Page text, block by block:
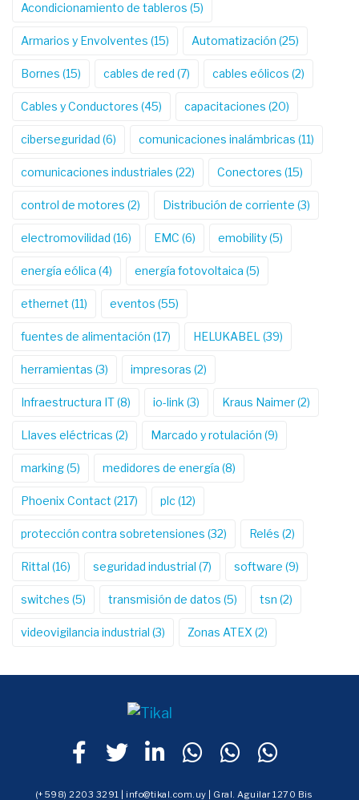
Acondicionamiento de tableros (5)
Armarios y Envolventes (15) Automatización (25)
Bornes (15) cables de red (7) cables eólicos (2)
Cables y Conductores (45) capacitaciones (20)
ciberseguridad (6) comunicaciones inalámbricas (11)
comunicaciones industriales (22) Conectores (15)
control de motores (2) Distribución de corriente (3)
electromovilidad (16) EMC (6) emobility(5)
energía eólica (4) energía fotovoltaica (5)
ethernet (11) eventos (55)
fuentes de alimentación (17) HELUKABEL (39)
herramientas (3) impresoras (2)
Infraestructura IT(8) io-link (3) Kraus Naimer(2)
Llaves eléctricas (2) Marcado y rotulación (9)
marking(5) medidores de energía (8)
Phoenix Contact (217) plc(12)
protección contra sobretensiones (32) Relés (2)
Rittal (16) seguridad industrial (7) software (9)
switches (5) transmisión de datos (5) tsn (2)
videovigilancia industrial (3) Zonas ATEX (2)
(+598) 2203 3291 | info@tikal.com.uy | Gral. Aguilar 1270 Bis